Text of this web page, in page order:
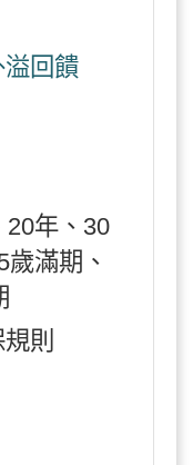
溢回饋
20年、30
滿期、
則